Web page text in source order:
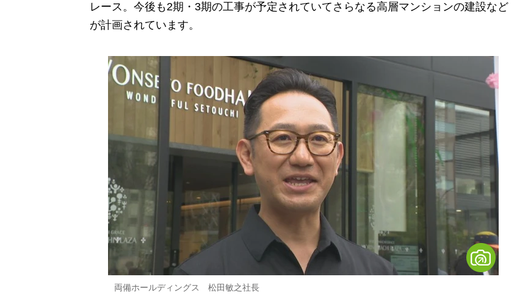
レース。今後も2期・3期の工事が予定されていてさらなる高層マンションの建設など
が計画されています。
両備ホールディングス 松田敏之社長